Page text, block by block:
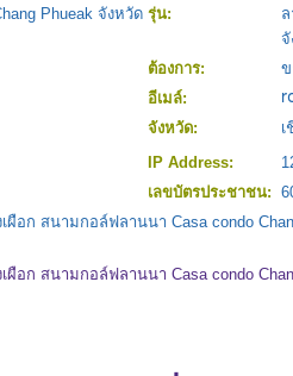
Phueak จังหวัด รุ่น:
จั
ต้องการ:
อีเมล์:
จังหวัด:
IP Address:
เลขบัตรประชาชน:
อก สนามกอล์ฟลานนา Casa condo
อก สนามกอล์ฟลานนา Casa condo